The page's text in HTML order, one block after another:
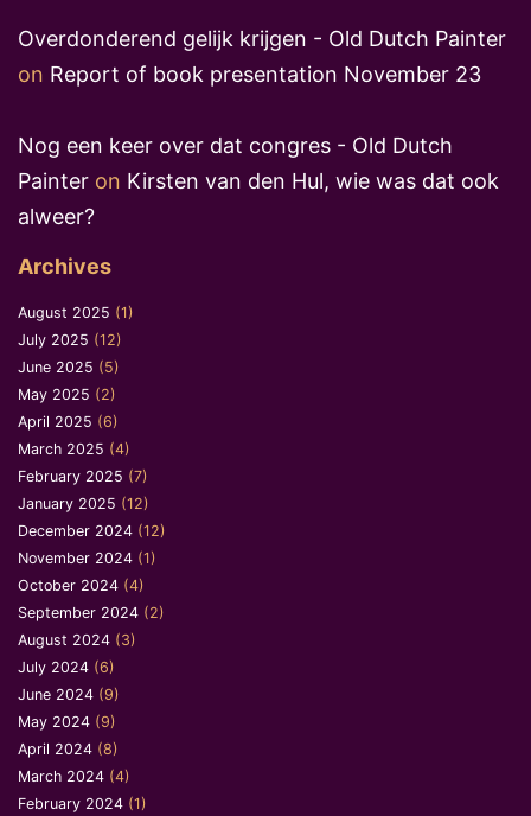
Overdonderend gelijk krijgen - Old Dutch Painter
on Report of book presentation November 23
Nog een keer over dat congres - Old Dutch
Painter on Kirsten van den Hul, wie was dat ook
alweer?
Archives
August 2025 (1)
July 2025 (12)
June 2025 (5)
May 2025 (2)
April 2025 (6)
March 2025 (4)
February 2025 (7)
January 2025 (12)
December 2024 (12)
November 2024 (1)
October 2024 (4)
September 2024 (2)
August 2024 (3)
July 2024 (6)
June 2024 (9)
May 2024 (9)
April 2024 (8)
March 2024 (4)
February 2024 (1)